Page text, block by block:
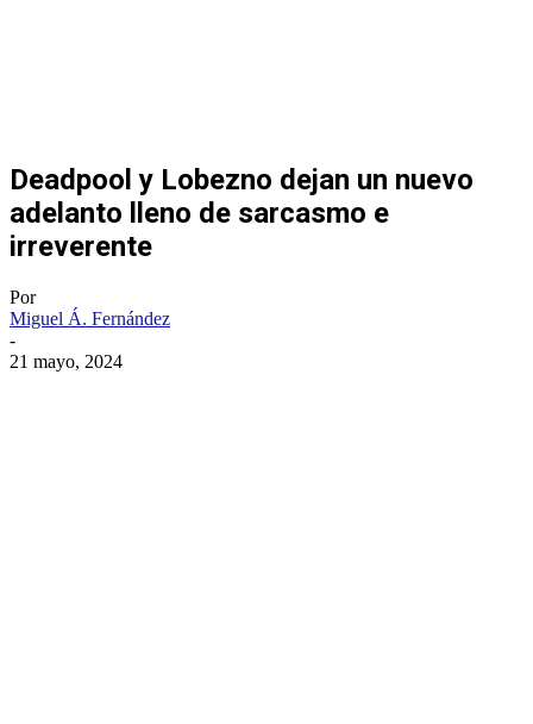
Deadpool y Lobezno dejan un nuevo
adelanto lleno de sarcasmo e
irreverente
Por
Miguel Á. Fernández
-
21 mayo, 2024